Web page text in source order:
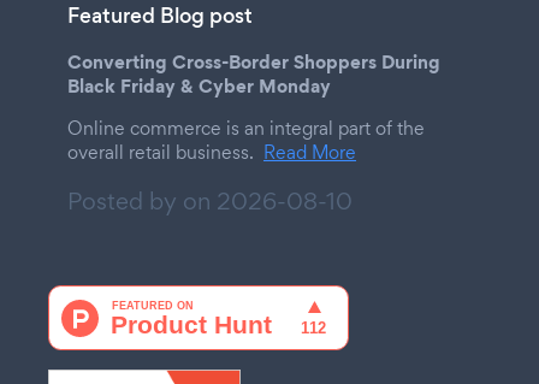
Featured Blog post
Converting Cross-Border Shoppers During
Black Friday & Cyber Monday
Online commerce is an integral part of the
overall retail business. Read More
Posted by on 2026-08-10